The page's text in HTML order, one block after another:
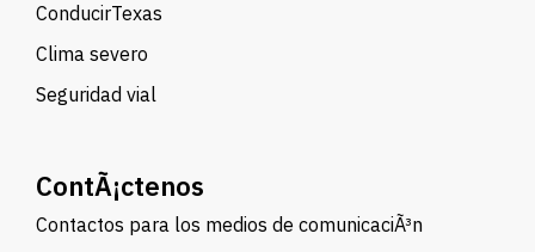
ConducirTexas
Clima severo
Seguridad vial
ContÃ¡ctenos
Contactos para los medios de comunicaciÃ³n